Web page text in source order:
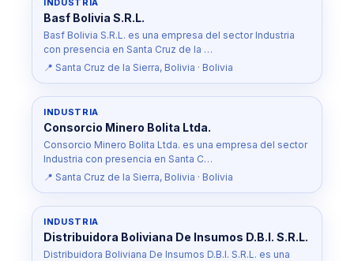
INDUSTRIA
Basf Bolivia S.R.L.
Basf Bolivia S.R.L. es una empresa del sector Industria
con presencia en Santa Cruz de la …
📍 Santa Cruz de la Sierra, Bolivia · Bolivia
INDUSTRIA
Consorcio Minero Bolita Ltda.
Consorcio Minero Bolita Ltda. es una empresa del sector
Industria con presencia en Santa C…
📍 Santa Cruz de la Sierra, Bolivia · Bolivia
INDUSTRIA
Distribuidora Boliviana De Insumos D.B.I. S.R.L.
Distribuidora Boliviana De Insumos D.B.I. S.R.L. es una